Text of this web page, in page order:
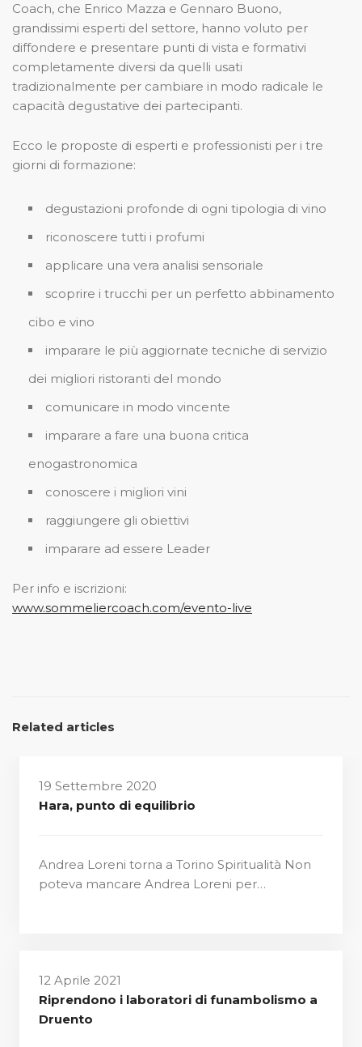
Coach, che Enrico Mazza e Gennaro Buono,
grandissimi esperti del settore, hanno voluto per
diffondere e presentare punti di vista e formativi
completamente diversi da quelli usati
tradizionalmente per cambiare in modo radicale le
capacità degustative dei partecipanti.
Ecco le proposte di esperti e professionisti per i tre
giorni di formazione:
degustazioni profonde di ogni tipologia di vino
riconoscere tutti i profumi
applicare una vera analisi sensoriale
scoprire i trucchi per un perfetto abbinamento
cibo e vino
imparare le più aggiornate tecniche di servizio
dei migliori ristoranti del mondo
comunicare in modo vincente
imparare a fare una buona critica
enogastronomica
conoscere i migliori vini
raggiungere gli obiettivi
imparare ad essere Leader
Per info e iscrizioni:
www.sommeliercoach.com/evento-live
Related articles
19 Settembre 2020
Hara, punto di equilibrio
Andrea Loreni torna a Torino Spiritualità Non
poteva mancare Andrea Loreni per…
12 Aprile 2021
Riprendono i laboratori di funambolismo a
Druento